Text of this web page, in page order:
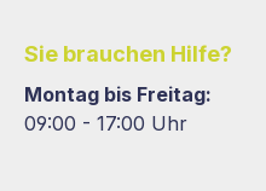
Sie brauchen Hilfe?
Montag bis Freitag:
09:00 - 17:00 Uhr